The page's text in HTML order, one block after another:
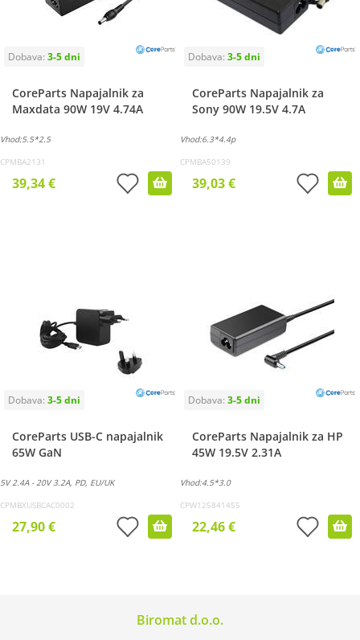
CoreParts Napajalnik za
Maxdata 90W 19V 4.74A
Vhod:5.5*2.5
CPMBA2131
39,34 €
CoreParts Napajalnik za
Sony 90W 19.5V 4.7A
Vhod:6.3*4.4p
CPMBA50139
39,03 €
CoreParts USB-C napajalnik
65W GaN
5V 2.4A - 20V 3.2A, PD, EU/UK
CPMBXUSBCAC0002
27,90 €
CoreParts Napajalnik za HP
45W 19.5V 2.31A
Vhod:4.5*3.0
CPW125841455
22,46 €
Biromat d.o.o.